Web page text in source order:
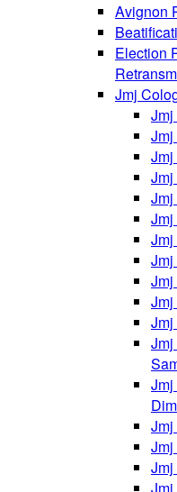
Avignon
Election
Jmj
Jmj
Jmj
Jmj
Jmj
Jmj